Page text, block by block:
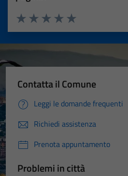
Valuta 5 stelle su 5
Valuta 4 stelle su 5
Valuta 3 stelle su 5
Valuta 2 stelle su 5
Valuta 1 stelle su 5
Contatta il Comune
Leggi le domande frequenti
Richiedi assistenza
Prenota appuntamento
Problemi in città